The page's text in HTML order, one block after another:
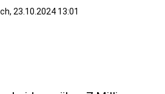
23.10.2024 13:01